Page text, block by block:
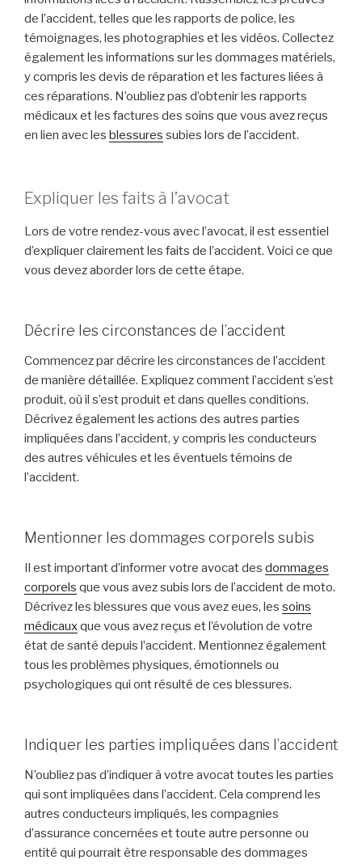
de l’accident, telles que les rapports de police, les
témoignages, les photographies et les vidéos. Collectez
également les informations sur les dommages matériels,
y compris les devis de réparation et les factures liées à
ces réparations. N’oubliez pas d’obtenir les rapports
médicaux et les factures des soins que vous avez reçus
en lien avec les blessures subies lors de l’accident.
Expliquer les faits à l’avocat
Lors de votre rendez-vous avec l’avocat, il est essentiel
d’expliquer clairement les faits de l’accident. Voici ce que
vous devez aborder lors de cette étape.
Décrire les circonstances de l’accident
Commencez par décrire les circonstances de l’accident
de manière détaillée. Expliquez comment l’accident s’est
produit, où il s’est produit et dans quelles conditions.
Décrivez également les actions des autres parties
impliquées dans l’accident, y compris les conducteurs
des autres véhicules et les éventuels témoins de
l’accident.
Mentionner les dommages corporels subis
Il est important d’informer votre avocat des dommages
corporels que vous avez subis lors de l’accident de moto.
Décrivez les blessures que vous avez eues, les soins
médicauxque vous avez reçus et l’évolution de votre
état de santé depuis l’accident. Mentionnez également
tous les problèmes physiques, émotionnels ou
psychologiques qui ont résulté de ces blessures.
Indiquer les parties impliquées dans l’accident
N’oubliez pas d’indiquer à votre avocat toutes les parties
qui sont impliquées dans l’accident. Cela comprend les
autres conducteurs impliqués, les compagnies
d’assurance concernées et toute autre personne ou
entité qui pourrait être responsable des dommages